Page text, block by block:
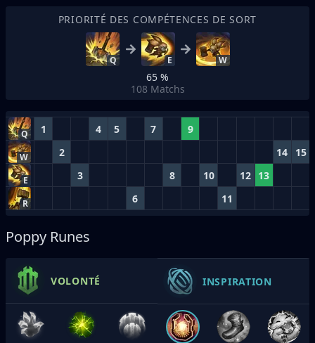
PRIORITÉ DES COMPÉTENCES DE SORT
Q E W
65 %
108 Matchs
Q 1 4 5 7 9
W 2 14 15
E 3 8 10 12 13
R 6 11
Poppy Runes
VOLONTÉ INSPIRATION